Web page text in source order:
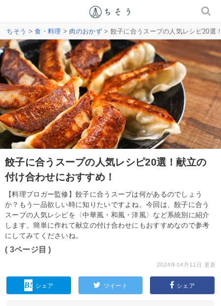
ちそう >食・料理 > 肉のおかず> 餃子に合うスープの人気レシピ20選
餃子に合うスープの人気レシピ20選！献立の
付け合わせにおすすめ！
【料理ブロガー監修】餃子に合うスープは何があるのでしょう
か？もう一品欲しい時に知りたいですよね。今回は、餃子に合う
スープの人気レシピを〈中華風・和風・洋風〉など系統別に紹介
します。簡単に作れて献立の付け合わせにもおすすめなので参考
にしてみてくださいね。
( 3ページ目 )
2024年04月11日 更新
シェア ツイート シェア